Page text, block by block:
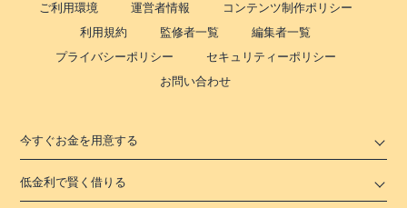
ご利用環境 運営者情報
コンテンツ制作ポリシー
利用規約
監修者一覧
編集者一覧
プライバシーポリシー
セキュリティーポリシー
お問い合わせ
今すぐお金を用意する
低金利で賢く借りる